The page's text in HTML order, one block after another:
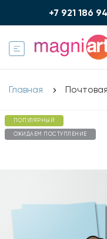
+7 921 186
Главная
ПОПУЛЯРНЫЙ
ОЖИДАЕМ ПОСТУПЛЕНИЕ